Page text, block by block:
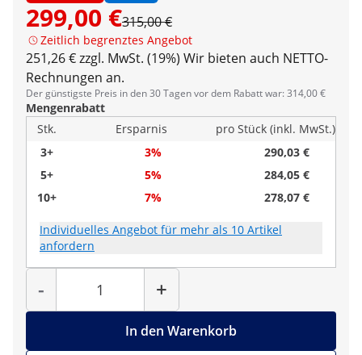
299,00 €315,00 €
Zeitlich begrenztes Angebot
251,26 € zzgl. MwSt. (19%) Wir bieten auch NETTO-
Rechnungen an.
Der günstigste Preis in den 30 Tagen vor dem Rabatt war: 314,00 €
Mengenrabatt
Stk.
Ersparnis
pro Stück (inkl. MwSt.)
3+
3%
290,03 €
5+
5%
284,05 €
10+
7% 278,07 €
Individuelles Angebot für mehr als 10 Artikel
anfordern
-
Menge
+
In den Warenkorb